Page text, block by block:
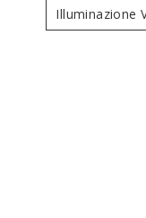
Illuminazione